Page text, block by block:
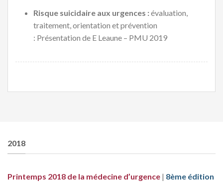
Risque suicidaire aux urgences :évaluation,
traitement, orientation et prévention
: Présentation de E Leaune – PMU 2019
2018
Printemps 2018 de la médecine d’urgence | 8ème édition